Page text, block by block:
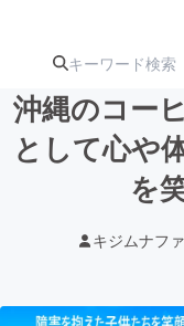
注目のリ 注
ジ
沖縄のコー
として心や
を
キジムナフ